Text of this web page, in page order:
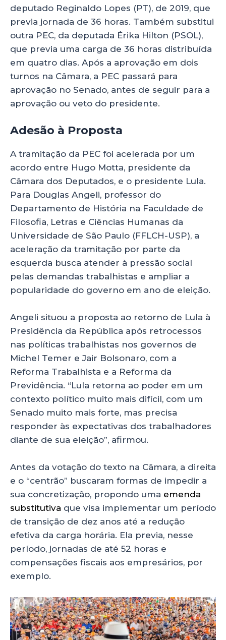
deputado Reginaldo Lopes (PT), de 2019, que
previa jornada de 36 horas. Também substitui
outra PEC, da deputada Érika Hilton (PSOL),
que previa uma carga de 36 horas distribuída
em quatro dias. Após a aprovação em dois
turnos na Câmara, a PEC passará para
aprovação no Senado, antes de seguir para a
aprovação ou veto do presidente.
Adesão à Proposta
A tramitação da PEC foi acelerada por um
acordo entre Hugo Motta, presidente da
Câmara dos Deputados, e o presidente Lula.
Para Douglas Angeli, professor do
Departamento de História na Faculdade de
Filosofia, Letras e Ciências Humanas da
Universidade de São Paulo (FFLCH-USP), a
aceleração da tramitação por parte da
esquerda busca atender à pressão social
pelas demandas trabalhistas e ampliar a
popularidade do governo em ano de eleição.
Angeli situou a proposta ao retorno de Lula à
Presidência da República após retrocessos
nas políticas trabalhistas nos governos de
Michel Temer e Jair Bolsonaro, com a
Reforma Trabalhista e a Reforma da
Previdência. “Lula retorna ao poder em um
contexto político muito mais difícil, com um
Senado muito mais forte, mas precisa
responder às expectativas dos trabalhadores
diante de sua eleição”, afirmou.
Antes da votação do texto na Câmara, a direita
e o “centrão” buscaram formas de impedir a
sua concretização, propondo uma emenda
substitutiva que visa implementar um período
de transição de dez anos até a redução
efetiva da carga horária. Ela previa, nesse
período, jornadas de até 52 horas e
compensações fiscais aos empresários, por
exemplo.